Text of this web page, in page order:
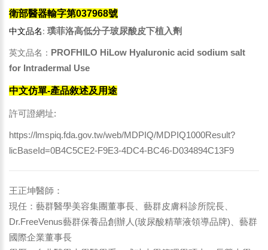
衛部醫器輸字第037968號
中文品名: 璞菲洛高低分子玻尿酸皮下植入劑
英文品名： PROFHILO HiLow Hyaluronic acid sodium salt
for Intradermal Use
中文仿單-產品敘述及用途
許可證網址:
https://lmspiq.fda.gov.tw/web/MDPIQ/MDPIQ1000Result?
licBaseId=0B4C5CE2-F9E3-4DC4-BC46-D034894C13F9
王正坤醫師：
現任：藝群醫學美容集團董事長、藝群皮膚科診所院長、
Dr.FreeVenus藝群保養品創辦人(玻尿酸精華液領導品牌)、藝群
國際企業董事長